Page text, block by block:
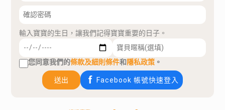
輸入寶寶的生日，讓我們記得寶寶重要的日子。
您同意我們的條款及細則條件和隱私政策 。
送出 Facebook 帳號快速登入